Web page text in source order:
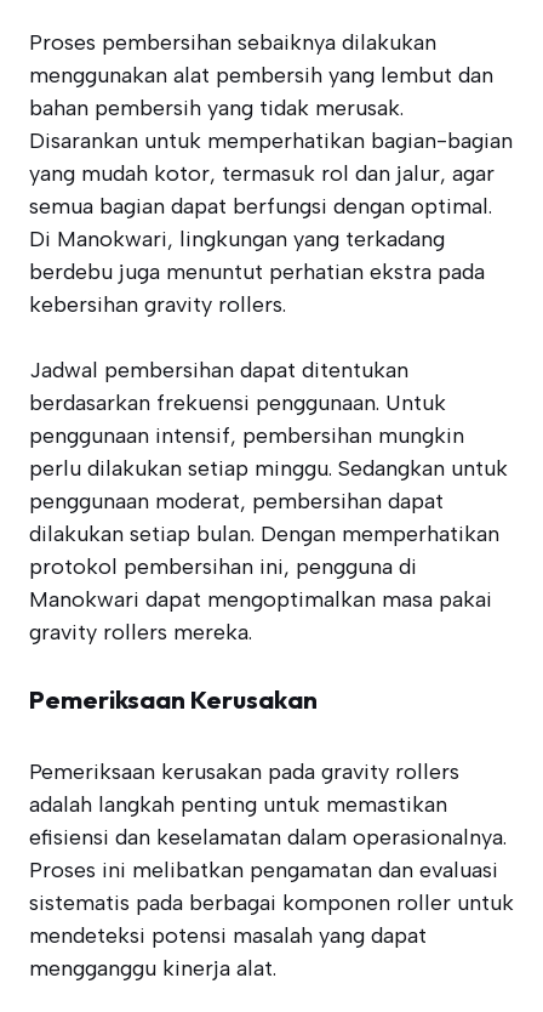
Proses pembersihan sebaiknya dilakukan
menggunakan alat pembersih yang lembut dan
bahan pembersih yang tidak merusak.
Disarankan untuk memperhatikan bagian-bagian
yang mudah kotor, termasuk rol dan jalur, agar
semua bagian dapat berfungsi dengan optimal.
Di Manokwari, lingkungan yang terkadang
berdebu juga menuntut perhatian ekstra pada
kebersihan gravity rollers.
Jadwal pembersihan dapat ditentukan
berdasarkan frekuensi penggunaan. Untuk
penggunaan intensif, pembersihan mungkin
perlu dilakukan setiap minggu. Sedangkan untuk
penggunaan moderat, pembersihan dapat
dilakukan setiap bulan. Dengan memperhatikan
protokol pembersihan ini, pengguna di
Manokwari dapat mengoptimalkan masa pakai
gravity rollers mereka.
Pemeriksaan Kerusakan
Pemeriksaan kerusakan pada gravity rollers
adalah langkah penting untuk memastikan
efisiensi dan keselamatan dalam operasionalnya.
Proses ini melibatkan pengamatan dan evaluasi
sistematis pada berbagai komponen roller untuk
mendeteksi potensi masalah yang dapat
mengganggu kinerja alat.